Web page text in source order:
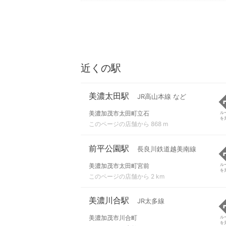
近くの駅
美濃太田駅 JR高山本線 など
美濃加茂市太田町立石
このページの店舗から 868 m
ル
を
前平公園駅 長良川鉄道越美南線
美濃加茂市太田町宮前
このページの店舗から 2 km
ル
を
美濃川合駅 JR太多線
美濃加茂市川合町
ル
を